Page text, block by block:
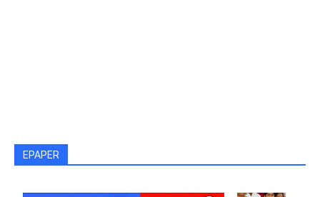
EPAPER